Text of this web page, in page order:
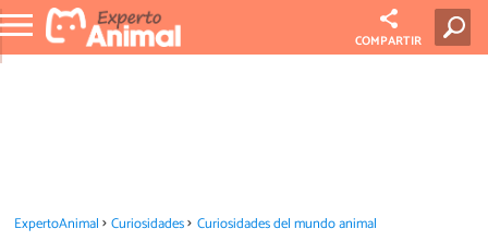
COMPARTIR
ExpertoAnimal Curiosidades Curiosidades del mundo animal